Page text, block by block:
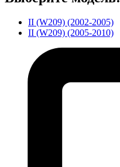
II (W209) (2002-2005)
II (W209) (2005-2010)